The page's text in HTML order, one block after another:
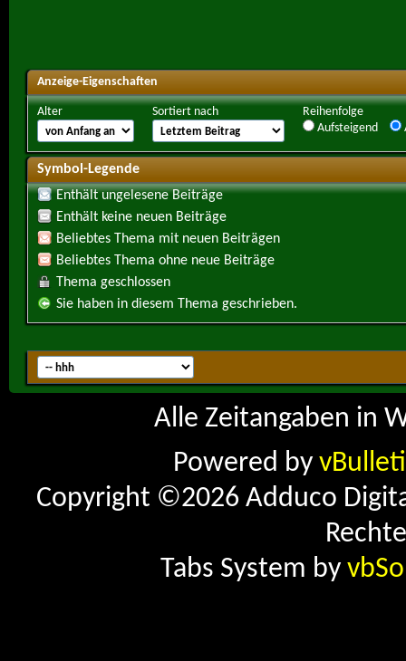
Anzeige-Eigenschaften
Alter Sortiert nach
Reihenfolge
Aufsteigend
Symbol-Legende
Enthält ungelesene Beiträge
Enthält keine neuen Beiträge
Beliebtes Thema mit neuen Beiträgen
Beliebtes Thema ohne neue Beiträge
Thema geschlossen
Sie haben in diesem Thema geschrieben.
Alle Zeitangaben in
Powered by
Copyright ©2026 Adduco
Tabs System by